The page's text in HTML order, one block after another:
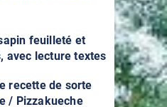
feuilleté et
avec lecture textes
recette de sorte
/ Pizzakueche